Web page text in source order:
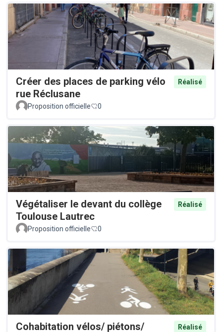
Créer des places de parking vélo
rue Réclusane
Réalisé
Proposition officielle 0
Végétaliser le devant du collège
Toulouse Lautrec
Réalisé
Proposition officielle 0
Cohabitation vélos/ piétons/
Réalisé